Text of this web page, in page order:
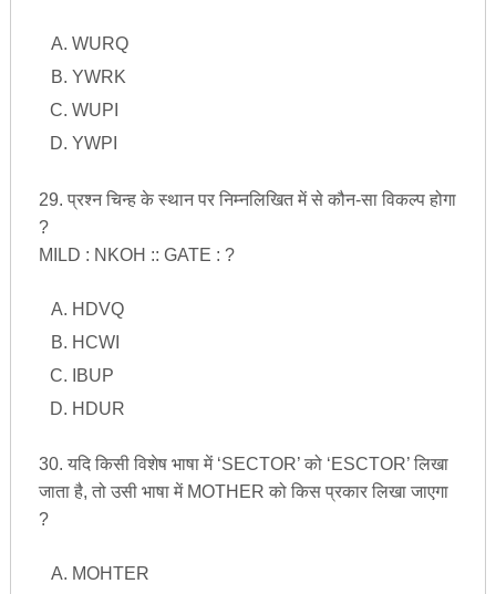
WURQ
YWRK
WUPI
YWPI
29. प्रश्न चिन्ह के स्थान पर निम्नलिखित में से कौन-सा विकल्प होगा
?
MILD : NKOH :: GATE : ?
HDVQ
HCWI
IBUP
HDUR
30. यदि किसी विशेष भाषा में ‘SECTOR’ को ‘ESCTOR’ लिखा
जाता है, तो उसी भाषा में MOTHER को किस प्रकार लिखा जाएगा
?
MOHTER